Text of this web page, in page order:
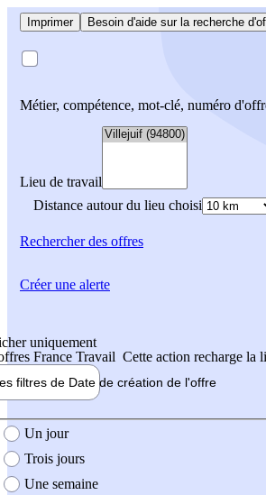
Imprimer Besoin d'aide sur la recherche
Métier, compétence, mot-clé, numéro
Lieu de travail
Distance autour du lieu choisi
Rechercherdes offres
uniquement
France Travail Cette action recharge la
filtres de Date de création de l'offre
création de l'offre
Un jour
Trois jours
Une semaine
Créer une alerte